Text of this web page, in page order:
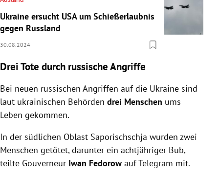
Ukraine ersucht USA um Schießerlaubnis
gegen Russland
30.08.2024
Drei Tote durch russische Angriffe
Bei neuen russischen Angriffen auf die Ukraine sind
laut ukrainischen Behörden drei Menschen ums
Leben gekommen.
In der südlichen Oblast Saporischschja wurden zwei
Menschen getötet, darunter ein achtjähriger Bub,
teilte Gouverneur Iwan Fedorow auf Telegram mit.